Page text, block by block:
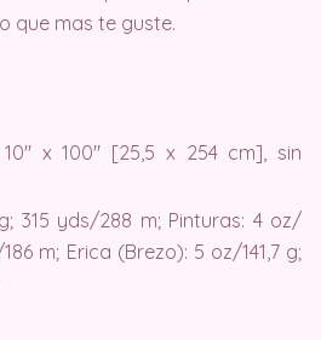
que mas te guste.
x 100″ [25,5 x 254 cm], sin
315 yds/288 m; Pinturas: 4 oz/
m; Erica (Brezo): 5 oz/141,7 g;